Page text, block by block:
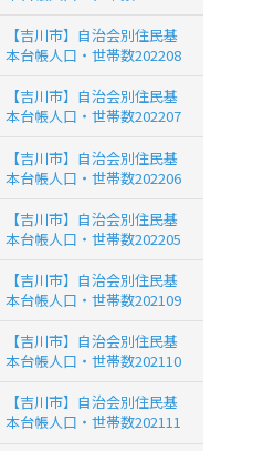
【吉川市】自治会別住民基
本台帳人口・世帯数202208
【吉川市】自治会別住民基
本台帳人口・世帯数202207
【吉川市】自治会別住民基
本台帳人口・世帯数202206
【吉川市】自治会別住民基
本台帳人口・世帯数202205
【吉川市】自治会別住民基
本台帳人口・世帯数202109
【吉川市】自治会別住民基
本台帳人口・世帯数202110
【吉川市】自治会別住民基
本台帳人口・世帯数202111